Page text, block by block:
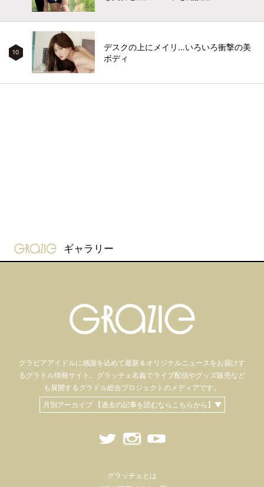
10
デスクの上にメイリ…いろいろ衝撃の美
ボディ
gravure-grazie
ギャラリー
グラビアアイドルに感謝を込めて最新＆オリジナルニュースをお届けす
るグラドル情報サイト。 グラッチェ名義でライブ配信やグッズ販売など
も 展開するグラドル総合プロジェクトのメディアです。
月別アーカイブ 【過去の記事を読むならこちらから】▼
グラッチェとは